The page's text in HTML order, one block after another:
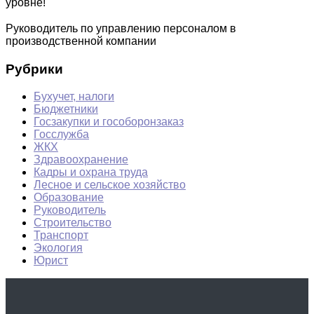
уровне!
Руководитель по управлению персоналом в
производственной компании
Рубрики
Бухучет, налоги
Бюджетники
Госзакупки и гособоронзаказ
Госслужба
ЖКХ
Здравоохранение
Кадры и охрана труда
Лесное и сельское хозяйство
Образование
Руководитель
Строительство
Транспорт
Экология
Юрист